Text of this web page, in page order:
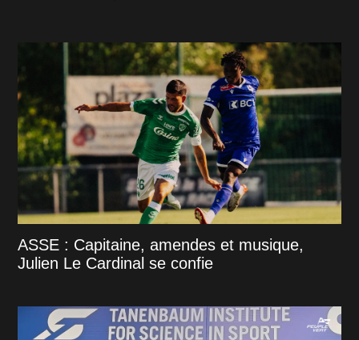
ASSE : Capitaine, amendes et musique,
Julien Le Cardinal se confie